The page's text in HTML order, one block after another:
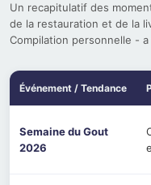
Un recapitulatif des
de la restauration et de la
Compilation personnelle -
Événement / Tendance
Semaine du Gout
2026